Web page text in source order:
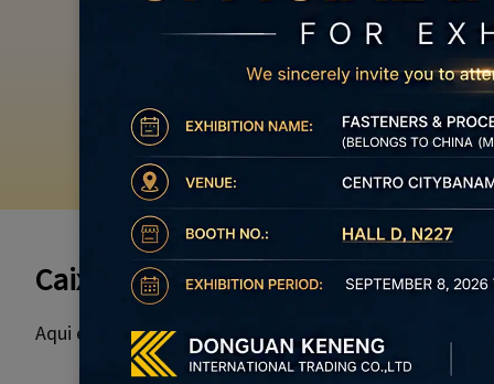
Caso tenha alguma
Caixa de mola voluta personalizada
Aqui estão alguns produtos de caso sobre molas de